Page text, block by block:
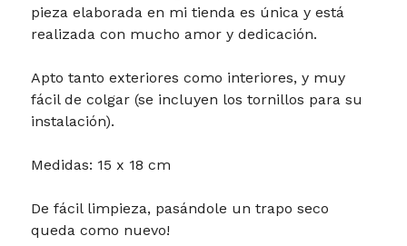
pieza elaborada en mi tienda es única y está
realizada con mucho amor y dedicación.
Apto tanto exteriores como interiores, y muy
fácil de colgar (se incluyen los tornillos para su
instalación).
Medidas: 15 x 18 cm
De fácil limpieza, pasándole un trapo seco
queda como nuevo!